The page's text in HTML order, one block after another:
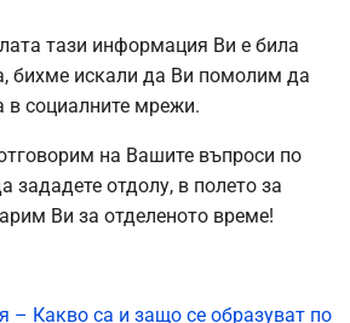
тази информация Ви е била
бихме искали да Ви помолим да
в социалните мрежи.
на Вашите въпроси по
зададете отдолу, в полето за
Ви за отделеното време!
– Какво са и защо се образуват по